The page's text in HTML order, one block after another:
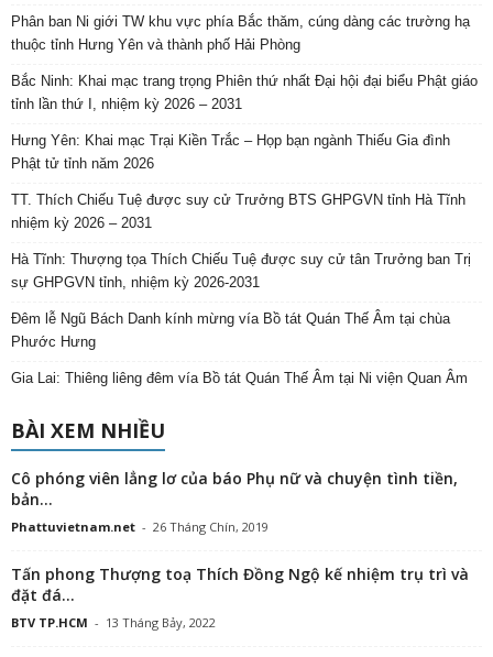
Phân ban Ni giới TW khu vực phía Bắc thăm, cúng dàng các trường hạ
thuộc tỉnh Hưng Yên và thành phố Hải Phòng
Bắc Ninh: Khai mạc trang trọng Phiên thứ nhất Đại hội đại biểu Phật giáo
tỉnh lần thứ I, nhiệm kỳ 2026 – 2031
Hưng Yên: Khai mạc Trại Kiền Trắc – Họp bạn ngành Thiếu Gia đình
Phật tử tỉnh năm 2026
TT. Thích Chiếu Tuệ được suy cử Trưởng BTS GHPGVN tỉnh Hà Tĩnh
nhiệm kỳ 2026 – 2031
Hà Tĩnh: Thượng tọa Thích Chiếu Tuệ được suy cử tân Trưởng ban Trị
sự GHPGVN tỉnh, nhiệm kỳ 2026-2031
Đêm lễ Ngũ Bách Danh kính mừng vía Bồ tát Quán Thế Âm tại chùa
Phước Hưng
Gia Lai: Thiêng liêng đêm vía Bồ tát Quán Thế Âm tại Ni viện Quan Âm
BÀI XEM NHIỀU
Cô phóng viên lẳng lơ của báo Phụ nữ và chuyện tình tiền,
bản...
Phattuvietnam.net - 26 Tháng Chín, 2019
Tấn phong Thượng toạ Thích Đồng Ngộ kế nhiệm trụ trì và
đặt đá...
BTV TP.HCM - 13 Tháng Bảy, 2022